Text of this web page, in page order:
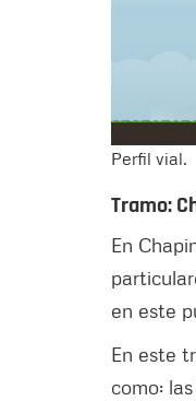
Perfil vial.
Tramo:
En
en este
En este
como: